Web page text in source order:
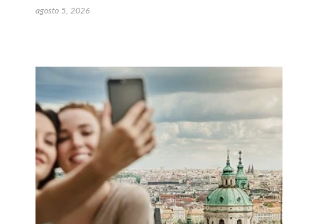
agosto 5, 2026